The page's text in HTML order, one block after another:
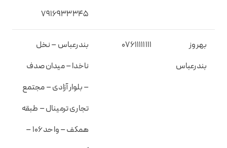
۷۹۱۶۹۳۳۳۴۵
بهروز
بندرعباس
۰۷۶۱۱۱۱۱۱۱۱
بندرعباس – نخل
ناخدا – میدان صدف
– بلوار آزادی – مجتمع
تجاری ترمینال – طبقه
همکف – واحد ۱۰۶ –